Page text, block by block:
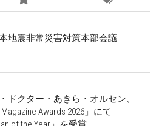
地震非常災害対策本部会議
ドクター・あきら・オルセン、
Magazine Awards 2026」にて